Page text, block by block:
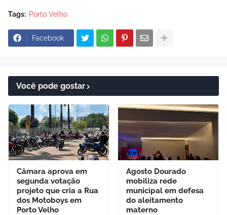
Tags: Porto Velho
Facebook
Você pode gostar
Câmara aprova em
segunda votação
projeto que cria a Rua
dos Motoboys em
Porto Velho
Agosto Dourado
mobiliza rede
municipal em defesa
do aleitamento
materno